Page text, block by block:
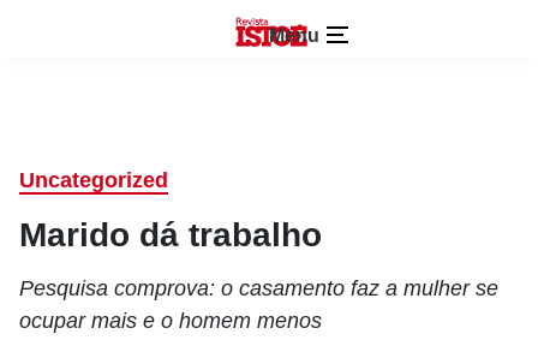
Menu
Uncategorized
Marido dá trabalho
Pesquisa comprova: o casamento faz a mulher se
ocupar mais e o homem menos